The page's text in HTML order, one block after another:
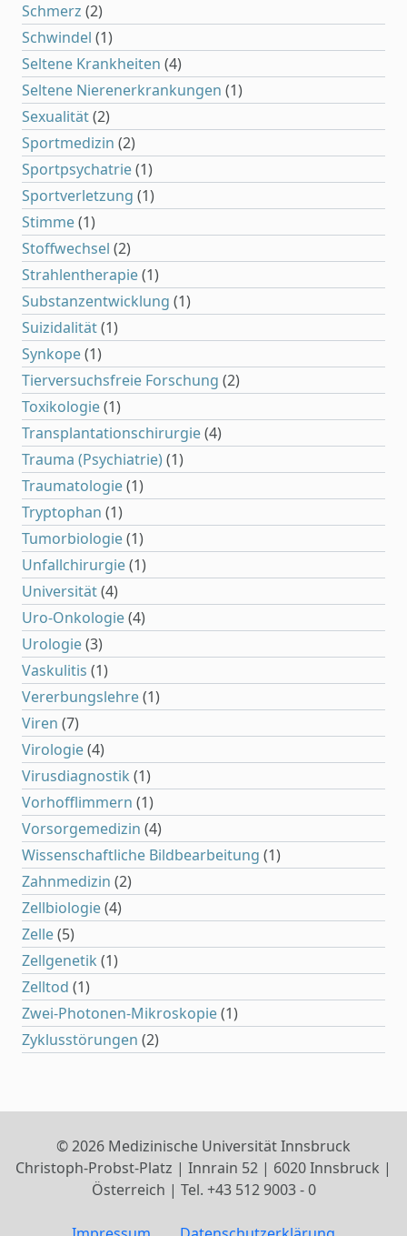
Schmerz (2)
Schwindel (1)
Seltene Krankheiten (4)
Seltene Nierenerkrankungen (1)
Sexualität(2)
Sportmedizin (2)
Sportpsychatrie(1)
Sportverletzung (1)
Stimme(1)
Stoffwechsel (2)
Strahlentherapie(1)
Substanzentwicklung (1)
Suizidalität(1)
Synkope(1)
Tierversuchsfreie Forschung (2)
Toxikologie(1)
Transplantationschirurgie(4)
Trauma (Psychiatrie)(1)
Traumatologie(1)
Tryptophan (1)
Tumorbiologie(1)
Unfallchirurgie(1)
Universität(4)
Uro-Onkologie(4)
Urologie(3)
Vaskulitis (1)
Vererbungslehre(1)
Viren (7)
Virologie(4)
Virusdiagnostik (1)
Vorhofflimmern (1)
Vorsorgemedizin (4)
Wissenschaftliche Bildbearbeitung (1)
Zahnmedizin (2)
Zellbiologie(4)
Zelle(5)
Zellgenetik (1)
Zelltod (1)
Zwei-Photonen-Mikroskopie(1)
Zyklusstörungen (2)
© 2026 Medizinische Universität Innsbruck
Christoph-Probst-Platz | Innrain 52 | 6020 Innsbruck |
Österreich | Tel. +43 512 9003 - 0